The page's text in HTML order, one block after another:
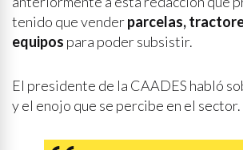
tenido que venderparcelas,
equipos para poder subsistir.
El presidente de la CAADES habló
y el enojo que se percibe en el sector.